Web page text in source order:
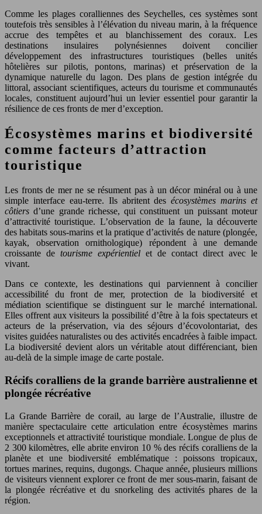
Comme les plages coralliennes des Seychelles, ces systèmes sont
toutefois très sensibles à l’élévation du niveau marin, à la fréquence
accrue des tempêtes et au blanchissement des coraux. Les
destinations insulaires polynésiennes doivent concilier
développement des infrastructures touristiques (belles unités
hôtelières sur pilotis, pontons, marinas) et préservation de la
dynamique naturelle du lagon. Des plans de gestion intégrée du
littoral, associant scientifiques, acteurs du tourisme et communautés
locales, constituent aujourd’hui un levier essentiel pour garantir la
résilience de ces fronts de mer d’exception.
Écosystèmes marins et biodiversité
comme facteurs d’attraction
touristique
Les fronts de mer ne se résument pas à un décor minéral ou à une
simple interface eau-terre. Ils abritent desécosystèmes marins et
côtiers d’une grande richesse, qui constituent un puissant moteur
d’attractivité touristique. L’observation de la faune, la découverte
des habitats sous-marins et la pratique d’activités de nature (plongée,
kayak, observation ornithologique) répondent à une demande
croissante de tourisme expérientiel et de contact direct avec le
vivant.
Dans ce contexte, les destinations qui parviennent à concilier
accessibilité du front de mer, protection de la biodiversité et
médiation scientifique se distinguent sur le marché international.
Elles offrent aux visiteurs la possibilité d’être à la fois spectateurs et
acteurs de la préservation, via des séjours d’écovolontariat, des
visites guidées naturalistes ou des activités encadrées à faible impact.
La biodiversité devient alors un véritable atout différenciant, bien
au-delà de la simple image de carte postale.
Récifs coralliens de la grande barrière australienne et
plongée récréative
La Grande Barrière de corail, au large de l’Australie, illustre de
manière spectaculaire cette articulation entre écosystèmes marins
exceptionnels et attractivité touristique mondiale. Longue de plus de
2 300 kilomètres, elle abrite environ 10 % des récifs coralliens de la
planète et une biodiversité emblématique : poissons tropicaux,
tortues marines, requins, dugongs. Chaque année, plusieurs millions
de visiteurs viennent explorer ce front de mer sous-marin, faisant de
la plongée récréative et du snorkeling des activités phares de la
région.